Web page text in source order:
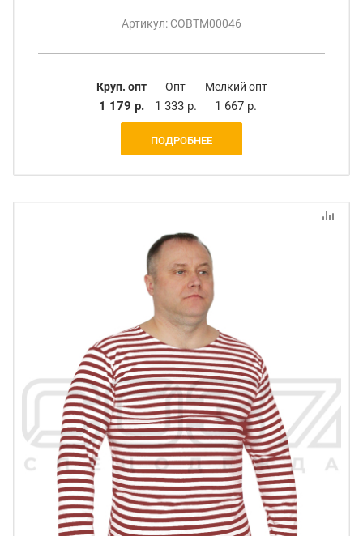
Артикул: СОВТМ00046
Круп. опт
1 179 р.
Опт
1 333 р.
Мелкий опт
1 667 р.
ПОДРОБНЕЕ